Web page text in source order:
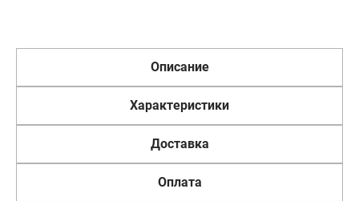
Описание
Характеристики
Доставка
Оплата